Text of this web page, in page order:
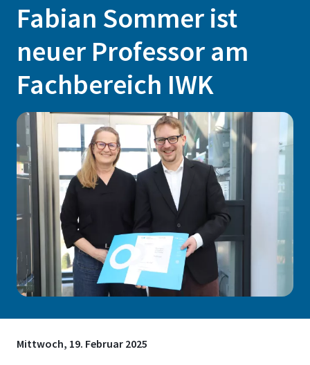
Fabian Sommer ist
neuer Professor am
Fachbereich IWK
Mittwoch, 19. Februar 2025